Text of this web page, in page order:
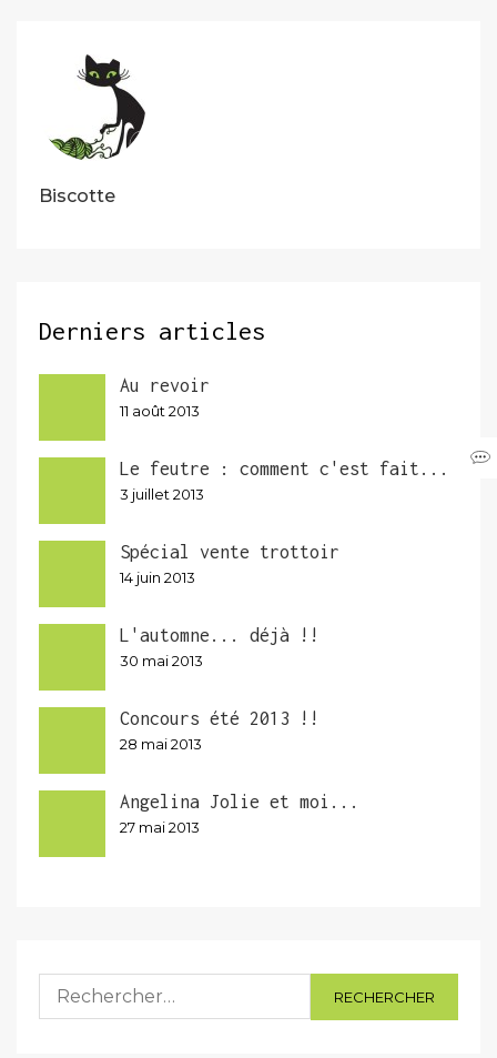
Biscotte
Derniers articles
Au revoir
11 août 2013
Le feutre : comment c'est fait...
3 juillet 2013
Spécial vente trottoir
14 juin 2013
L'automne... déjà !!
30 mai 2013
Concours été 2013 !!
28 mai 2013
Angelina Jolie et moi...
27 mai 2013
Rechercher :